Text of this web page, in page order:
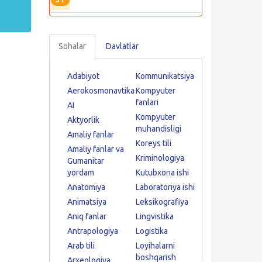
Sohalar Davlatlar
Adabiyot
Aerokosmonavtika
AI
Aktyorlik
Amaliy fanlar
Amaliy fanlar va
Gumanitar
yordam
Anatomiya
Animatsiya
Aniq fanlar
Antrapologiya
Arab tili
Kommunikatsiya
Kompyuter
fanlari
Kompyuter
muhandisligi
Koreys tili
Kriminologiya
Kutubxona ishi
Laboratoriya ishi
Leksikografiya
Lingvistika
Logistika
Loyihalarni
boshqarish